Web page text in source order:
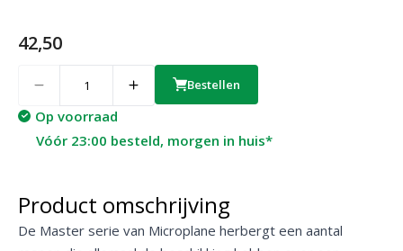
42,50
Bestellen
Op voorraad
Vóór 23:00 besteld, morgen in huis*
Product omschrijving
De Master serie van Microplane herbergt een aantal